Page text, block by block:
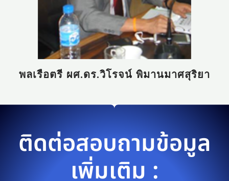
พลเรือตรี ผศ.ดร.วิโรจน์ พิมานมาศสุริยา
ติดต่อสอบถามข้อมูล
เพิ่มเติม :